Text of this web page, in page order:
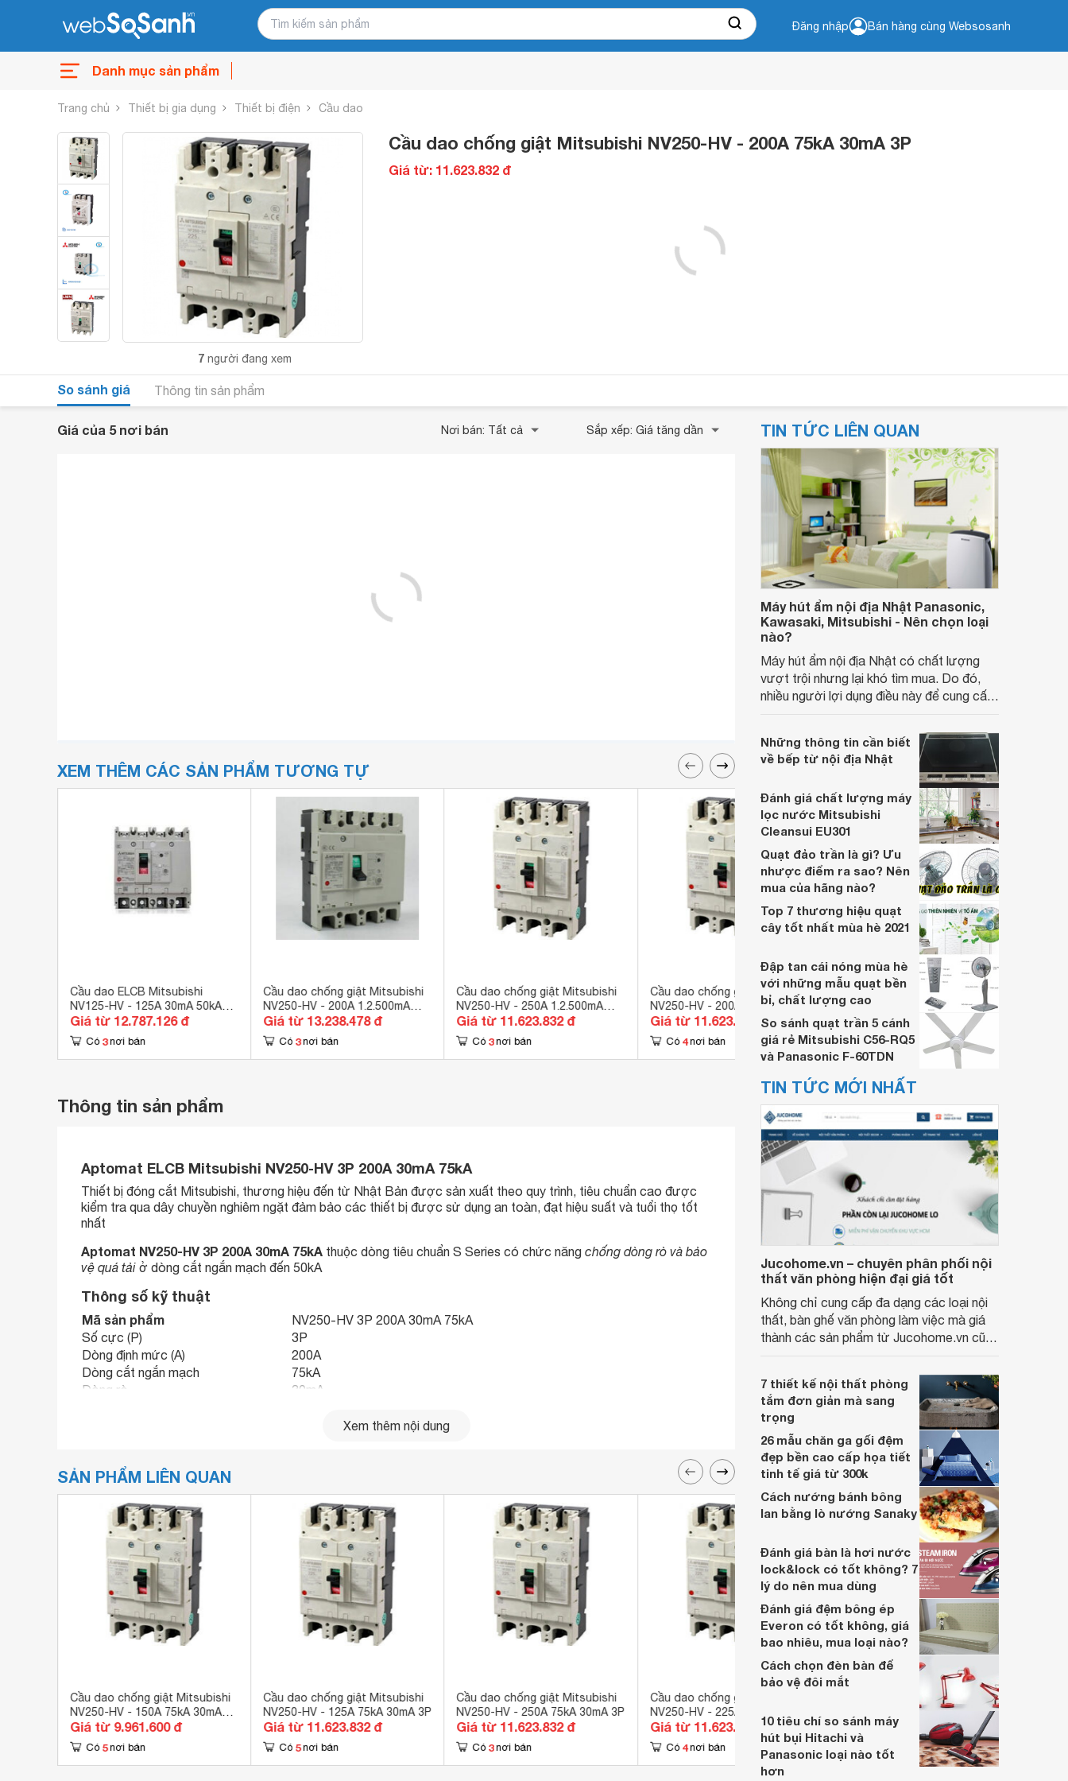
Đăng nhập Bán hàng cùng Websosanh
Danh mục sản phẩm
Trang chủ Thiết bị gia dụng Thiết bị điện Cầu dao
7 người đang xem
Cầu dao chống giật Mitsubishi NV250-HV - 200A 75kA 30mA 3P
Giá từ: 11.623.832 đ
So sánh giá Thông tin sản phẩm
Giá của 5 nơi bán Nơi bán: Tất cả Sắp xếp: Giá tăng dần
XEM THÊM CÁC SẢN PHẨM TƯƠNG TỰ
Cầu dao ELCB Mitsubishi
NV125-HV - 125A 30mA 50kA
4P
Giá từ 12.787.126 đ
Có 3 nơi bán
Cầu dao chống giật Mitsubishi
NV250-HV - 200A 1.2.500mA
75kA 4P
Giá từ 13.238.478 đ
Có 3 nơi bán
Cầu dao chống giật Mitsubishi
NV250-HV - 250A 1.2.500mA
75kA 3P
Giá từ 11.623.832 đ
Có 3 nơi bán
Cầu dao chống giật Mitsubishi
NV250-HV - 200A 1.2.500mA
75kA 3P
Giá từ 11.623.832 đ
Có 4 nơi bán
Cầu dao MCCB Mitsubishi
NF125-HEV - 32-63A 75kA 4P
Giá từ 12.009.800 đ
Có 7 nơi bán
Thông tin sản phẩm
Aptomat ELCB Mitsubishi NV250-HV 3P 200A 30mA 75kA
Thiết bị đóng cắt Mitsubishi, thương hiệu đến từ Nhật Bản được sản xuất theo quy trình, tiêu chuẩn cao được
kiểm tra qua dây chuyền nghiêm ngặt đảm bảo các thiết bị được sử dụng an toàn, đạt hiệu suất và tuổi thọ tốt
nhất
Aptomat NV250-HV 3P 200A 30mA 75kA thuộc dòng tiêu chuẩn S Series có chức năng chống dòng rò và bảo
vệ quá tải ở dòng cắt ngắn mạch đến 50kA
Thông số kỹ thuật
Mã sản phẩm
NV250-HV 3P 200A 30mA 75kA
Số cực (P)
3P
Dòng định mức (A)
200A
Dòng cắt ngắn mạch
75kA
Dòng rò
30mA
Xem thêm nội dung
SẢN PHẨM LIÊN QUAN
Cầu dao chống giật Mitsubishi
NV250-HV - 150A 75kA 30mA
3P
Giá từ 9.961.600 đ
Có 5 nơi bán
Cầu dao chống giật Mitsubishi
NV250-HV - 125A 75kA 30mA 3P
Giá từ 11.623.832 đ
Có 5 nơi bán
Cầu dao chống giật Mitsubishi
NV250-HV - 250A 75kA 30mA 3P
Giá từ 11.623.832 đ
Có 3 nơi bán
Cầu dao chống giật Mitsubishi
NV250-HV - 225A 75kA 30mA 3P
Giá từ 11.623.832 đ
Có 4 nơi bán
Cầu dao chống giật Mitsubishi
NV250-HV - 175A 75kA 30mA 3P
Giá từ 11.623.832 đ
Có nơi bán
TIN TỨC LIÊN QUAN
Máy hút ẩm nội địa Nhật Panasonic,
Kawasaki, Mitsubishi - Nên chọn loại
nào?
Máy hút ẩm nội địa Nhật có chất lượng
vượt trội nhưng lại khó tìm mua. Do đó,
nhiều người lợi dụng điều này để cung cấp
máy hút ẩm nội địa của Nhật và những lưu
ý khi mua hàng nhé!
Những thông tin cần biết
về bếp từ nội địa Nhật
Đánh giá chất lượng máy
lọc nước Mitsubishi
Cleansui EU301
Quạt đảo trần là gì? Ưu
nhược điểm ra sao? Nên
mua của hãng nào?
Top 7 thương hiệu quạt
cây tốt nhất mùa hè 2021
Đập tan cái nóng mùa hè
với những mẫu quạt bền
bỉ, chất lượng cao
So sánh quạt trần 5 cánh
giá rẻ Mitsubishi C56-RQ5
và Panasonic F-60TDN
TIN TỨC MỚI NHẤT
Jucohome.vn – chuyên phân phối nội
thất văn phòng hiện đại giá tốt
Không chỉ cung cấp đa dạng các loại nội
thất, bàn ghế văn phòng làm việc mà giá
thành các sản phẩm từ Jucohome.vn cũng
7 thiết kế nội thất phòng
tắm đơn giản mà sang
trọng
26 mẫu chăn ga gối đệm
đẹp bền cao cấp họa tiết
tinh tế giá từ 300k
Cách nướng bánh bông
lan bằng lò nướng Sanaky
Đánh giá bàn là hơi nước
lock&lock có tốt không? 7
lý do nên mua dùng
Đánh giá đệm bông ép
Everon có tốt không, giá
bao nhiêu, mua loại nào?
Cách chọn đèn bàn để
bảo vệ đôi mắt
10 tiêu chí so sánh máy
hút bụi Hitachi và
Panasonic loại nào tốt
hơn